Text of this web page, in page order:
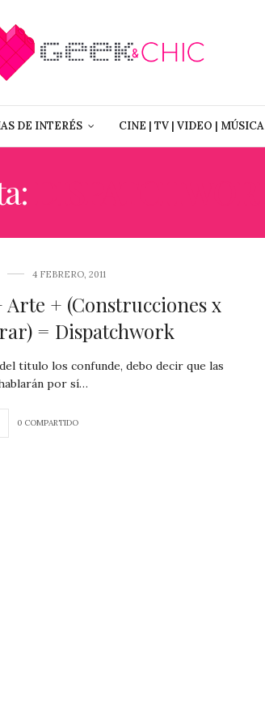
DE INTERÉS CINE | TV | VIDEO | MÚSICA
4 FEBRERO, 2011
Arte + (Construcciones x
= Dispatchwork
titulo los confunde, debo decir que las
por sí…
0 COMPARTIDO